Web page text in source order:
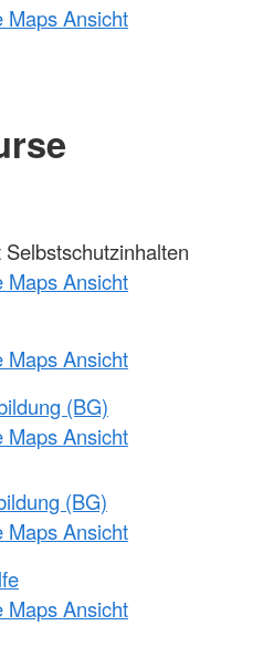
Maps Ansicht
Maps Ansicht
Maps Ansicht
(BG)
Maps Ansicht
(BG)
Maps Ansicht
Maps Ansicht